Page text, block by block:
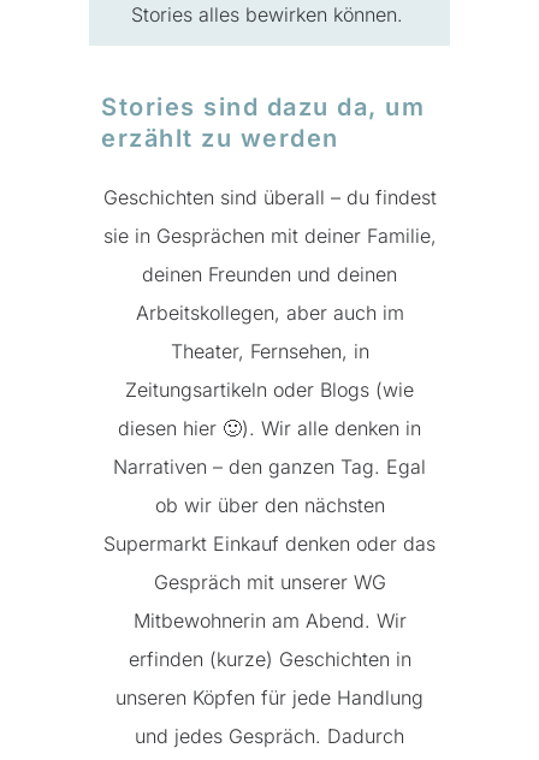
Stories alles bewirken können.
Stories sind dazu da, um
erzählt zu werden
Geschichten sind überall – du findest
sie in Gesprächen mit deiner Familie,
deinen Freunden und deinen
Arbeitskollegen, aber auch im
Theater, Fernsehen, in
Zeitungsartikeln oder Blogs (wie
diesen hier 🙂). Wir alle denken in
Narrativen – den ganzen Tag. Egal
ob wir über den nächsten
Supermarkt Einkauf denken oder das
Gespräch mit unserer WG
Mitbewohnerin am Abend. Wir
erfinden (kurze) Geschichten in
unseren Köpfen für jede Handlung
und jedes Gespräch. Dadurch